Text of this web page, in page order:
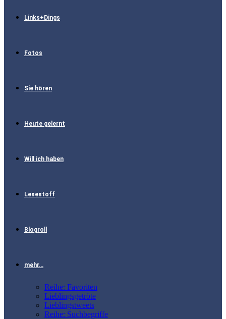
Links+Dings
Fotos
Sie hören
Heute gelernt
Will ich haben
Lesestoff
Blogroll
mehr…
Reihe: Favoriten
Lieblingsgetröte
Lieblingstweets
Reihe: Suchbegriffe